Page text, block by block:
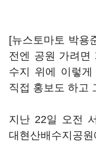
[뉴스토마토 박용
전엔 공원 가려면
수지 위에 이렇
직접 홍보도 하고
지난 22일 오전
대현산배수지공